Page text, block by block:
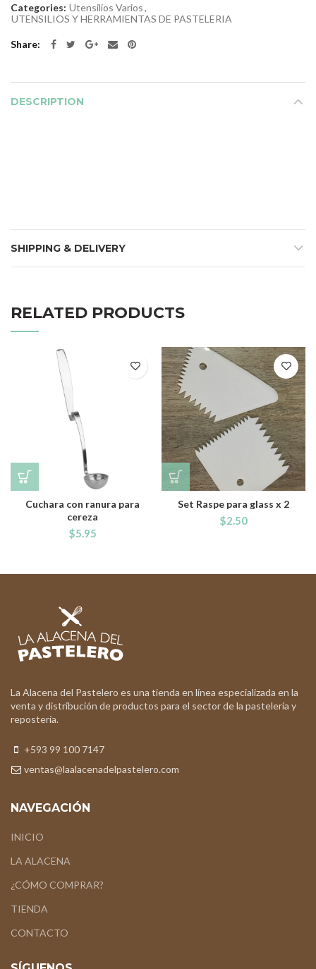
Categories: Utensilios Varios,
UTENSILIOS Y HERRAMIENTAS DE PASTELERIA
Share
DESCRIPTION
SHIPPING & DELIVERY
RELATED PRODUCTS
Cuchara con ranura para
cereza
$5.95
Set Raspe para glass x 2
$2.50
La Alacena del Pastelero es una tienda en línea especializada en la
venta y distribución de productos para el sector de la pastelería y
repostería.
+593 99 100 7147
ventas@laalacenadelpastelero.com
NAVEGACIÓN
INICIO
LA ALACENA
¿CÓMO COMPRAR?
TIENDA
CONTACTO